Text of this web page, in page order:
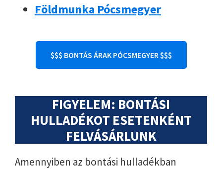
Földmunka Pócsmegyer
$$$ BONTÁS ÁRAK PÓCSMEGYER $$$
FIGYELEM: BONTÁSI
HULLADÉKOT ESETENKÉNT
FELVÁSÁRLUNK
Amennyiben az bontási hulladékban